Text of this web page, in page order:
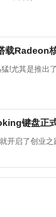
载Radeon
!尤其是推出
键盘正
开启了创业